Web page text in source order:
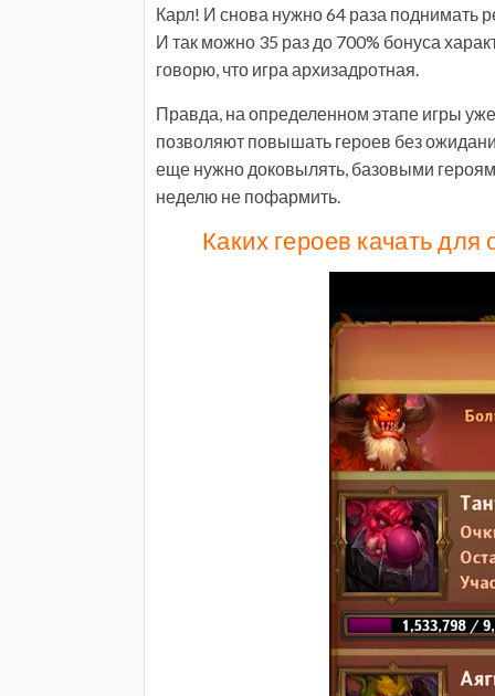
Карл! И снова нужно 64 раза поднимать
И так можно 35 раз до 700% бонуса
говорю, что игра архизадротная.
Правда, на определенном этапе игры
позволяют повышать героев без
еще нужно доковылять, базовыми
неделю не пофармить.
Каких героев качать